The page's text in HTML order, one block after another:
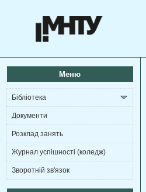
Меню
Бібліотека
Документи
Розклад занять
Журнал успішності (коледж)
Зворотній зв'язок